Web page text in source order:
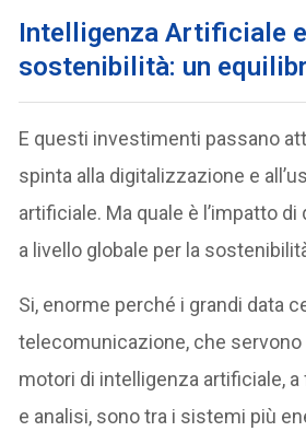
Intelligenza Artificiale e
sostenibilità: un
E questi investimenti passano
spinta alla digitalizzazione e
artificiale. Ma quale è l’impatto
a livello globale per la
Si, enorme perché i grandi data
telecomunicazione, che
motori di intelligenza artificiale,
e analisi, sono tra i sistemi più